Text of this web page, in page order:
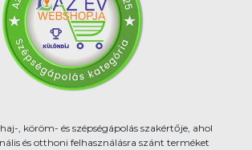
, köröm- és szépségápolás szakértője, ahol
és otthoni felhasználásra szánt terméket